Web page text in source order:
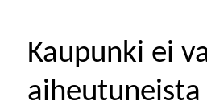
Kaupunki ei